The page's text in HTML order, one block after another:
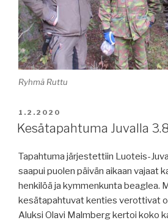
Ryhmä Ruttu
JULKAISTU
1.2.2020
Kesätapahtuma Juvalla
Tapahtuma järjestettiin Luoteis-
saapui puolen päivän aikaan vajaat
henkilöä ja kymmenkunta beaglea.
kesätapahtuvat kenties verottivat
Aluksi Olavi Malmberg kertoi koko